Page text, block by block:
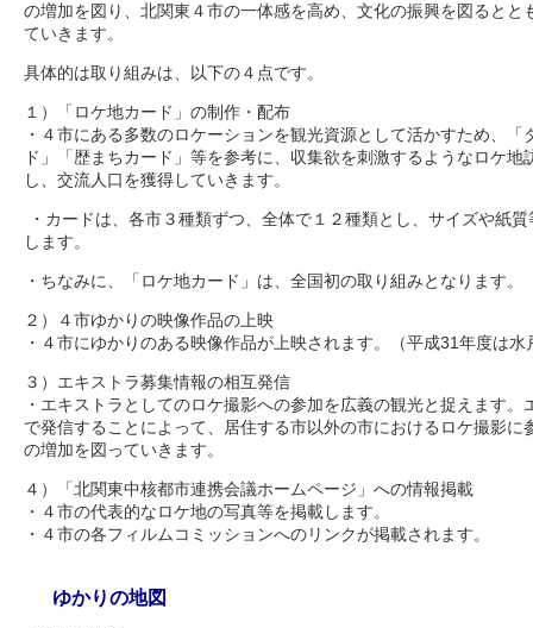
の増加を図り、北関東４市の一体感を高め、文化の振興を図るとと
ていきます。
具体的は取り組みは、以下の４点です。
１）「ロケ地カード」の制作・配布
・４市にある多数のロケーションを観光資源として活かすため、
ド」「歴まちカード」等を参考に、収集欲を刺激するようなロケ
し、交流人口を獲得していきます。
・カードは、各市３種類ずつ、全体で１２種類とし、サイズや紙
します。
・ちなみに、「ロケ地カード」は、全国初の取り組みとなります。
２）４市ゆかりの映像作品の上映
・４市にゆかりのある映像作品が上映されます。（平成31年度は
３）エキストラ募集情報の相互発信
・エキストラとしてのロケ撮影への参加を広義の観光と捉えます
で発信することによって、居住する市以外の市におけるロケ撮影に
の増加を図っていきます。
４）「北関東中核都市連携会議ホームページ」への情報掲載
・４市の代表的なロケ地の写真等を掲載します。
・４市の各フィルムコミッションへのリンクが掲載されます。
ゆかりの地図